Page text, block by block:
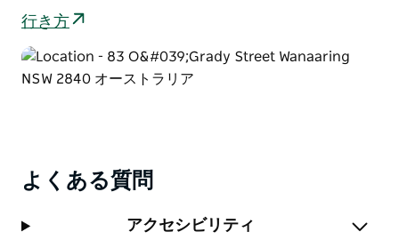
行き方
よくある質問
アクセシビリティ